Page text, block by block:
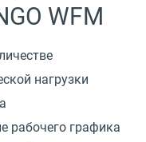
WFM
нагрузки
рабочего графика